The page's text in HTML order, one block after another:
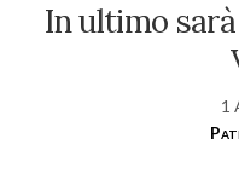
In ultimo
1